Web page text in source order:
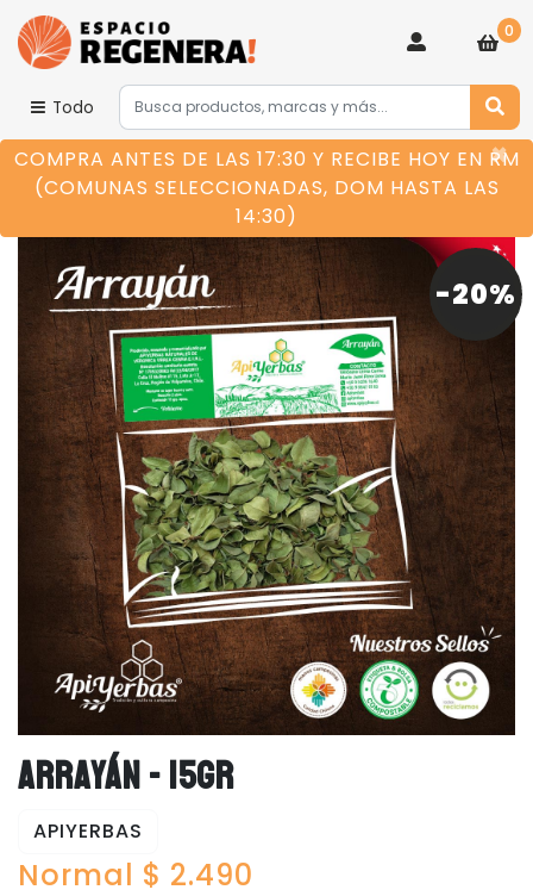
Todo
0
COMPRA ANTES DE LAS 17:30 Y RECIBE HOY EN RM
(COMUNAS SELECCIONADAS, DOM HASTA LAS
14:30)
×
-20%
ARRAYÁN - 15GR
APIYERBAS
Normal $ 2.490